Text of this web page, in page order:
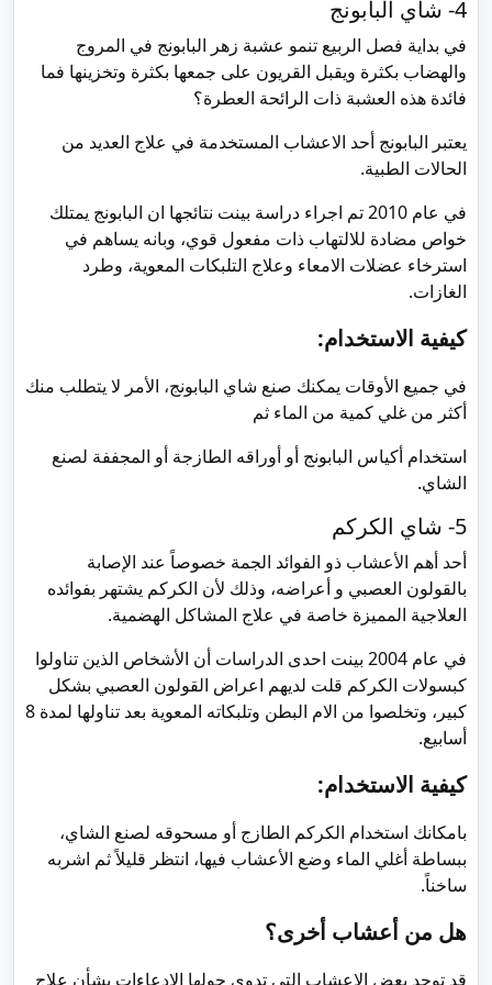
4- شاي البابونج
في بداية فصل الربيع تنمو عشبة زهر البابونج في المروج
والهضاب بكثرة ويقبل القريون على جمعها بكثرة وتخزينها فما
فائدة هذه العشبة ذات الرائحة العطرة؟
يعتبر البابونج أحد الاعشاب المستخدمة في علاج العديد من
الحالات الطبية.
في عام 2010 تم اجراء دراسة بينت نتائجها ان البابونج يمتلك
خواص مضادة للالتهاب ذات مفعول قوي، وبانه يساهم في
استرخاء عضلات الامعاء وعلاج التلبكات المعوية، وطرد
الغازات.
كيفية الاستخدام:
في جميع الأوقات يمكنك صنع شاي البابونج، الأمر لا يتطلب منك
أكثر من غلي كمية من الماء ثم
استخدام أكياس البابونج أو أوراقه الطازجة أو المجففة لصنع
الشاي.
5- شاي الكركم
أحد أهم الأعشاب ذو الفوائد الجمة خصوصاً عند الإصابة
بالقولون العصبي و أعراضه، وذلك لأن الكركم يشتهر بفوائده
العلاجية المميزة خاصة في علاج المشاكل الهضمية.
في عام 2004 بينت احدى الدراسات أن الأشخاص الذين تناولوا
كبسولات الكركم قلت لديهم اعراض القولون العصبي بشكل
كبير، وتخلصوا من الام البطن وتلبكاته المعوية بعد تناولها لمدة 8
أسابيع.
كيفية الاستخدام:
بامكانك استخدام الكركم الطازج أو مسحوقه لصنع الشاي،
ببساطة أغلي الماء وضع الأعشاب فيها، انتظر قليلاً ثم اشربه
ساخناً.
هل من أعشاب أخرى؟
قد توجد بعض الاعشاب التي تدوي حولها الادعاءات بشأن علاج